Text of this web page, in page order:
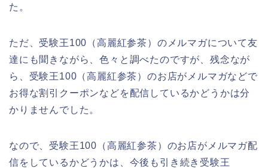
た。
ただ、受験王100（高麗紅参茶）のメルマガについて友
達にも聞きながら、色々と調べたのですが、残念なが
ら、受験王100（高麗紅参茶）のお店がメルマガなどで
お得な割引クーポンなどを配信しているかどうかは分
かりませんでした。
なので、受験王100（高麗紅参茶）のお店がメルマガ配
信をしているかどうかは、今後も引き続き受験王